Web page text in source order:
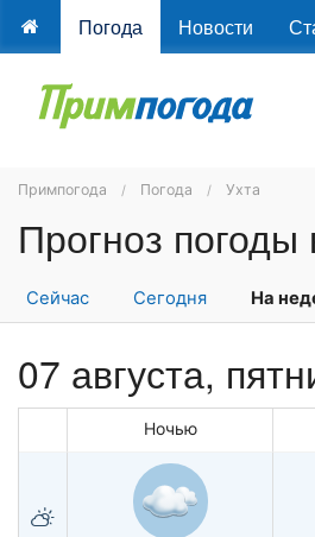
Погода Новости
Примпогода Погода Ухта
Прогноз
Сейчас Сегодня На
07 августа,
Ночью